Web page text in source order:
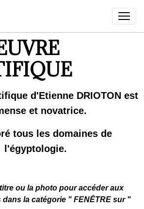
d'Etienne DRIOTON est
et novatrice.
tous les domaines de
l'égyptologie.
ou la photo pour accéder aux
la catégorie " FENÊTRE sur "